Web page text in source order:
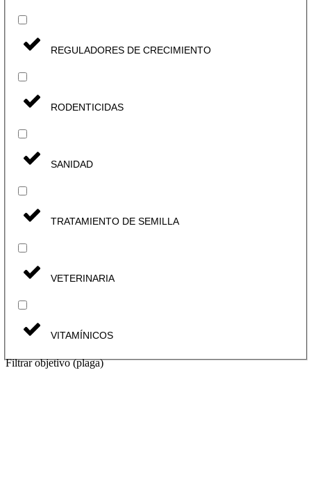
REGULADORES DE CRECIMIENTO
RODENTICIDAS
SANIDAD
TRATAMIENTO DE SEMILLA
VETERINARIA
VITAMÍNICOS
Filtrar objetivo (plaga)